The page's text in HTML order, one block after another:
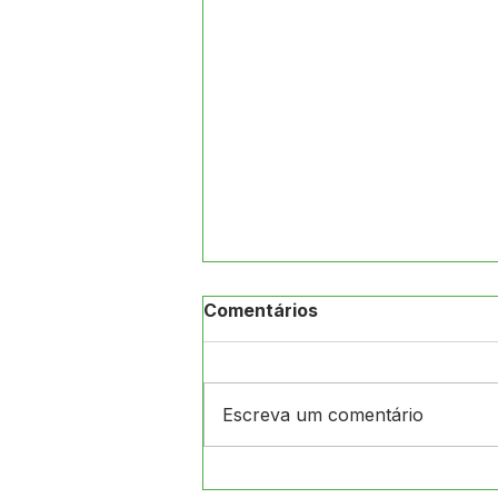
Comentários
Escreva um comentário